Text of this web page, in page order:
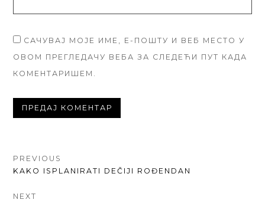
САЧУВАЈ МОЈЕ ИМЕ, Е-ПОШТУ И ВЕБ МЕСТО У
ОВОМ ПРЕГЛЕДАЧУ ВЕБА ЗА СЛЕДЕЋИ ПУТ КАДА
КОМЕНТАРИШЕМ.
КРЕТАЊЕ
ЧЛАНКА
PREVIOUS
PREVIOUS
KAKO ISPLANIRATI DEČIJI ROĐENDAN
NEXT